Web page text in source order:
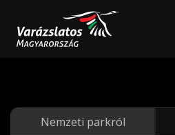
Nemzeti parkról